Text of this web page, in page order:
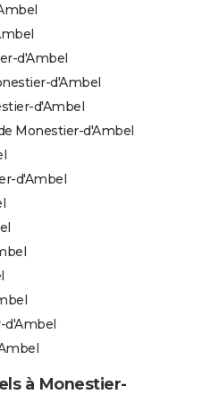
d'Ambel
d'Ambel
d'Ambel
Monestier-d'Ambel
d'Ambel
d'Ambel
à Monestier-